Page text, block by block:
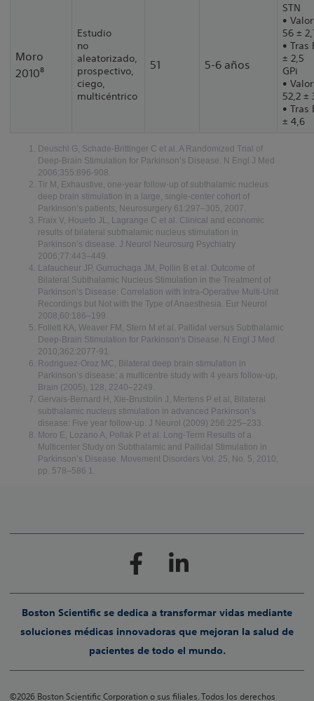
Moro
2010⁸
Estudio
no
aleatorizado,
prospectivo,
ciego,
multicéntrico
51 5-6 años
STN
•
56 ±
• Tras
± 2,5
GPi
•
52,2 ±
• Tras
± 4,6
Deuschl G, Schade-Brittinger C et al. A Randomized Trial of
Deep-Brain Stimulation for Parkinson’s Disease. N Engl J Med
2006;355:896-908.
Tir M, Exhaustive, one-year follow-up of subthalamic nucleus
deep brain stimulation in a large, single-center cohort of
Parkinson’s patients, Neurosurgery 61:297–305, 2007.
Fraix V, Houeto JL, Lagrange C et al. Clinical and economic
results of bilateral subthalamic nucleus stimulation in
Parkinson’s disease. J Neurol Neurosurg Psychiatry
2006;77:443–449.
Lafaucheur JP, Gurruchaga JM, Pollin B et al. Outcome of
Bilateral Subthalamic Nucleus Stimulation in the Treatment of
Parkinson’s Disease: Correlation with Intra-Operative Multi-Unit
Recordings but Not with the Type of Anaesthesia. Eur Neurol
2008;60:186–199.
Follett KA, Weaver FM, Stern M et al. Pallidal versus Subthalamic
Deep-Brain Stimulation for Parkinson’s Disease. N Engl J Med
2010;362:2077-91.
Rodriguez-Oroz MC, Bilateral deep brain stimulation in
Parkinson’s disease: a multicentre study with 4 years follow-up,
Brain (2005), 128, 2240–2249.
Gervais-Bernard H, Xie-Brustolin J, Mertens P et al, Bilateral
subthalamic nucleus stimulation in advanced Parkinson’s
disease: Five year follow-up. J Neurol (2009) 256:225–233.
Moro E, Lozano A, Pollak P et al. Long-Term Results of a
Multicenter Study on Subthalamic and Pallidal Stimulation in
Parkinson’s Disease. Movement Disorders Vol. 25, No. 5, 2010,
pp. 578–586 1.
Boston Scientific se dedica a transformar vidas mediante
soluciones médicas innovadoras que mejoran la salud de
pacientes de todo el mundo.
©2026 Boston Scientific Corporation o sus filiales. Todos los derechos